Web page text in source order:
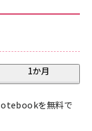
1か月
を無料で